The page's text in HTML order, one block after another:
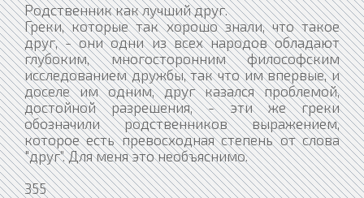
Родственник как лучший друг.
Греки, которые так хорошо знали, что такое
друг, - они одни из всех народов обладают
глубоким, многосторонним философским
исследованием дружбы, так что им впервые, и
доселе им одним, друг казался проблемой,
достойной разрешения, - эти же греки
обозначили родственников выражением,
которое есть превосходная степень от слова
"друг”. Для меня это необъяснимо.
355